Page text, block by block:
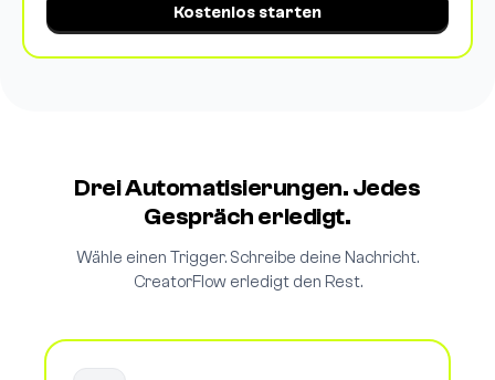
Kostenlos starten
Drei Automatisierungen. Jedes
Gespräch erledigt.
Wähle einen Trigger. Schreibe deine Nachricht.
CreatorFlow erledigt den Rest.